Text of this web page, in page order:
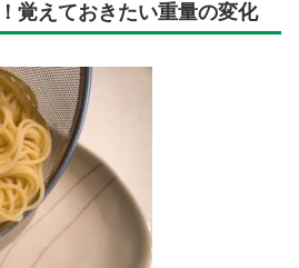
覚えておきたい重量の変化